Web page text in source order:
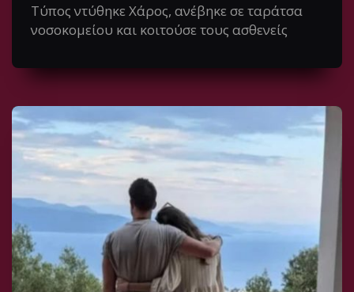
Τύπος ντύθηκε Χάρος, ανέβηκε σε ταράτσα
νοσοκομείου και κοιτούσε τους ασθενείς